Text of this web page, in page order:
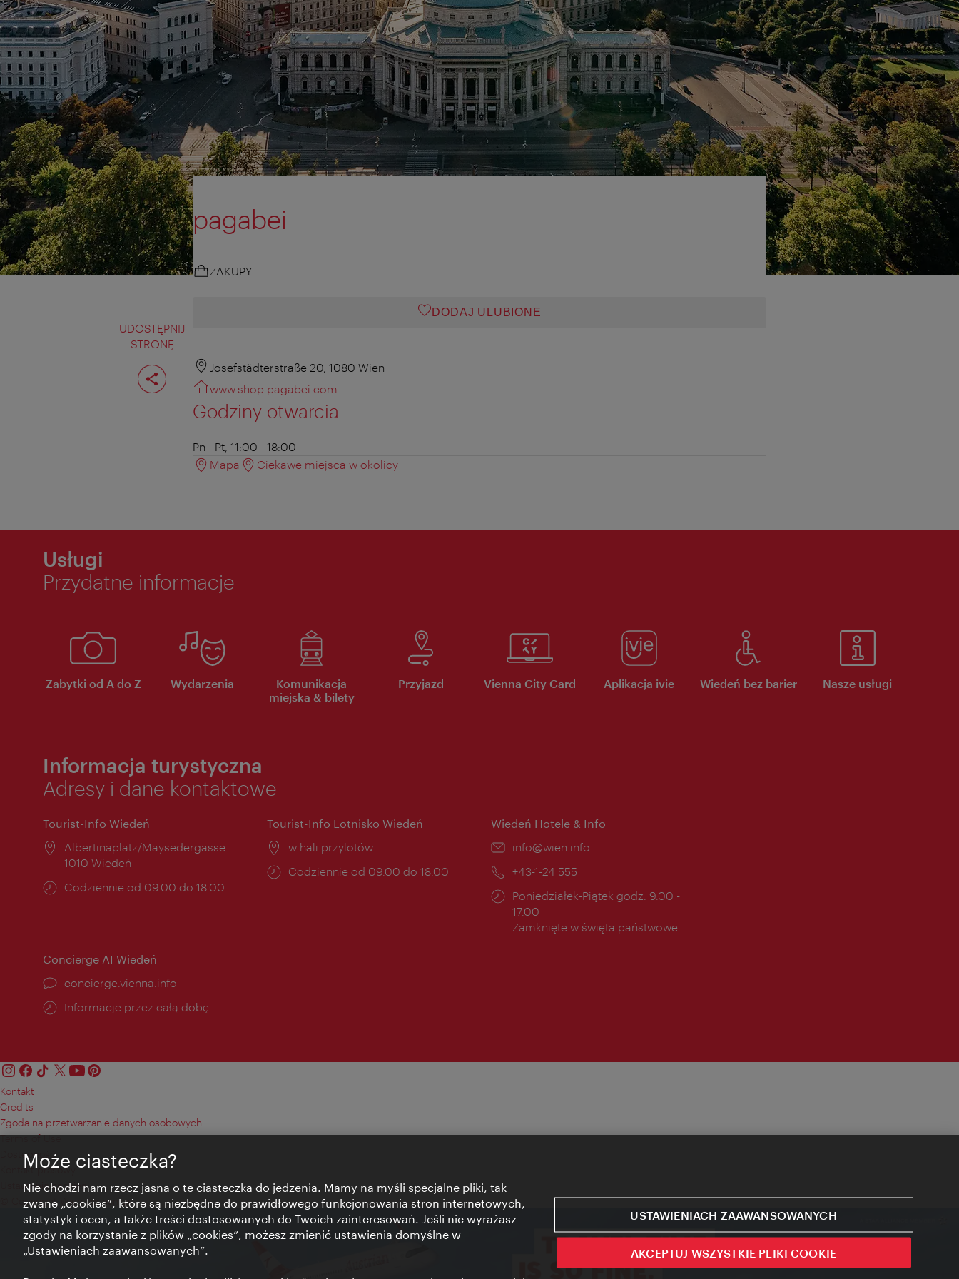
UDOSTĘPNIJ
STRONĘ
Podziel
stronę
pagabei
ZAKUPY
DODAJ ULUBIONE
Josefstädterstraße 20, 1080 Wien
www.shop.pagabei.com
Godziny otwarcia
Pn - Pt, 11:00 - 18:00
Mapa
Ciekawe miejsca w okolicy
Usługi
Przydatne informacje
Zabytki od A do Z Wydarzenia
Komunikacja
miejska & bilety
Przyjazd Vienna City Card Aplikacja ivie Wiedeń bez barier Nasze usługi
Informacja turystyczna
Adresy i dane kontaktowe
Tourist-Info Wiedeń
Miejsce:
Albertinaplatz/Maysedergasse
1010 Wiedeń
Godziny
Codziennie od 09.00 do 18.00
Tourist-Info Lotnisko Wiedeń
Miejsce:
w hali przylotów
Godziny
Codziennie od 09.00 do 18.00
Wiedeń Hotele & Info
E-
info@wien.info
Telefon:
+43-1-24 555
Godziny
otwarcia:
Poniedziałek-Piątek godz. 9.00 -
17.00
Zamknięte w święta państwowe
Concierge AI Wiedeń
concierge.vienna.info
Informacje przez całą dobę
Kontakt
Credits
Zgoda na przetwarzanie danych osobowych
Terms of Use
Dostępność
Kontakt prasowy
Ustawienia cookies
© Copyright Wien Tourismus
Może ciasteczka?
Nie chodzi nam rzecz jasna o te ciasteczka do jedzenia. Mamy na myśli specjalne pliki, tak
zwane „cookies”, które są niezbędne do prawidłowego funkcjonowania stron internetowych,
statystyk i ocen, a także treści dostosowanych do Twoich zainteresowań. Jeśli nie wyrażasz
zgody na korzystanie z plików „cookies”, możesz zmienić ustawienia domyślne w
„Ustawieniach zaawansowanych”.
USTAWIENIACH ZAAWANSOWANYCH
AKCEPTUJ WSZYSTKIE PLIKI COOKIE